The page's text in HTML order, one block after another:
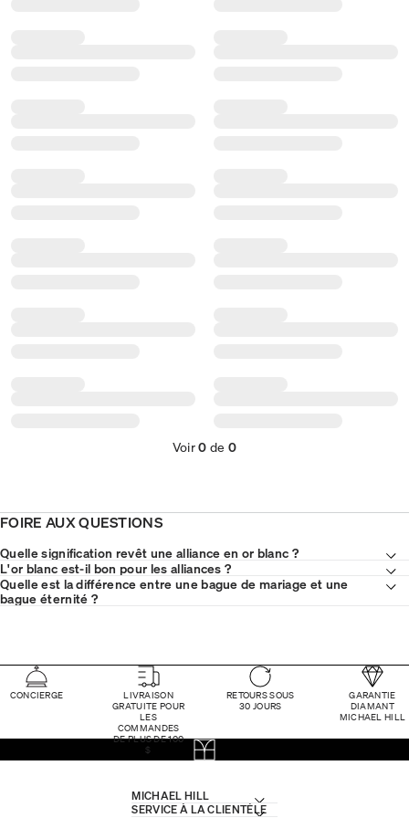
Voir0 de 0
FOIRE AUX QUESTIONS
Quelle signification revêt une alliance en or blanc ?
L'or blanc est-il bon pour les alliances ?
Quelle est la différence entre une bague de mariage et une
bague éternité ?
CONCIERGE
LIVRAISON
GRATUITE POUR
LES
COMMANDES
DE PLUS DE 100
$
RETOURS SOUS
30 JOURS
GARANTIE
DIAMANT
MICHAEL HILL
MICHAEL HILL
SERVICE À LA CLIENTÈLE